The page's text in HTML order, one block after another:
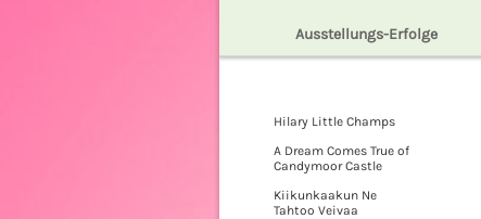
Ausstellungs-Erfolge
Hilary Little Champs
A Dream Comes True of
Candymoor Castle
Kiikunkaakun Ne
Tahtoo Veivaa